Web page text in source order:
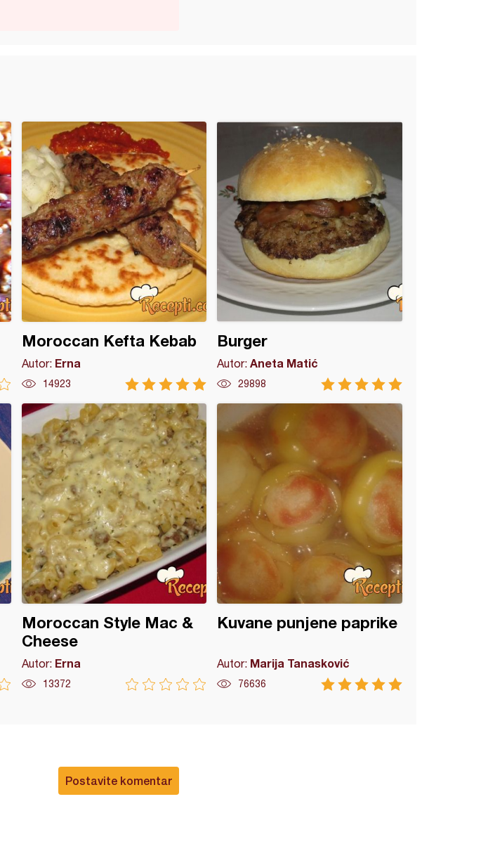
Moroccan Kefta Kebab
Autor: Erna
14923
Burger
Autor:Aneta Matić
29898
Moroccan Style Mac &
Cheese
Autor: Erna
13372
Kuvane punjene paprike
Autor: Marija Tanasković
76636
Postavite komentar